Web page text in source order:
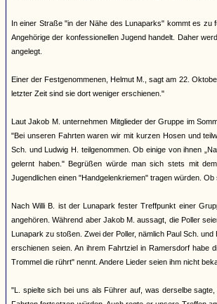
In einer Straße "in der Nähe des Lunaparks" kommt es zu
Angehörige der konfessionellen Jugend handelt. Daher
angelegt.
Einer der Festgenommenen, Helmut M., sagt am 22.
letzter Zeit sind sie dort weniger erschienen."
Laut Jakob M. unternehmen Mitglieder der Gruppe im
"Bei unseren Fahrten waren wir mit kurzen Hosen und
Sch. und Ludwig H. teilgenommen. Ob einige von ihnen
gelernt haben." Begrüßen würde man sich stets mit
Jugendlichen einen "Handgelenkriemen" tragen würden.
Nach Willi B. ist der Lunapark fester Treffpunkt einer
angehören. Während aber Jakob M. aussagt, die Poller
Lunapark zu stoßen. Zwei der Poller, nämlich Paul Sch.
erschienen seien. An ihrem Fahrtziel in Ramersdorf habe
Trommel die rührt" nennt. Andere Lieder seien ihm nicht
"L. spielte sich bei uns als Führer auf, was derselbe